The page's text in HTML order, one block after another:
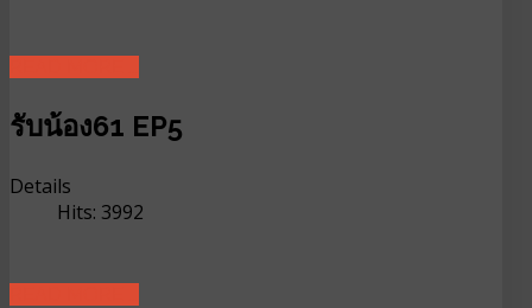
รับน้อง61 EP5
Details
Hits: 3992